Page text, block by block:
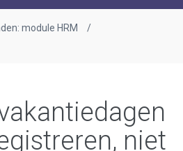
module HRM
niet